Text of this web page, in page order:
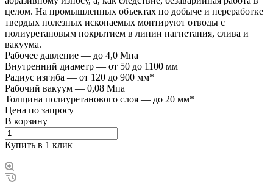
целом. На промышленных объектах по добыче и переработке
твердых полезных ископаемых монтируют отводы с
полиуретановым покрытием в линии нагнетания, слива и
вакуума.
Рабочее давление — до 4,0 Мпа
Внутренний диаметр — от 50 до 1100 мм
Радиус изгиба — от 120 до 900 мм*
Рабочий вакуум — 0,08 Мпа
Толщина полиуретанового слоя — до 20 мм*
Цена по запросу
В корзину
Купить в 1 клик